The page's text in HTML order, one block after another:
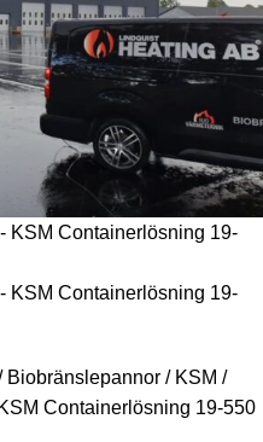
Biobränslepannor / KSM /
Containerlösning 19-550